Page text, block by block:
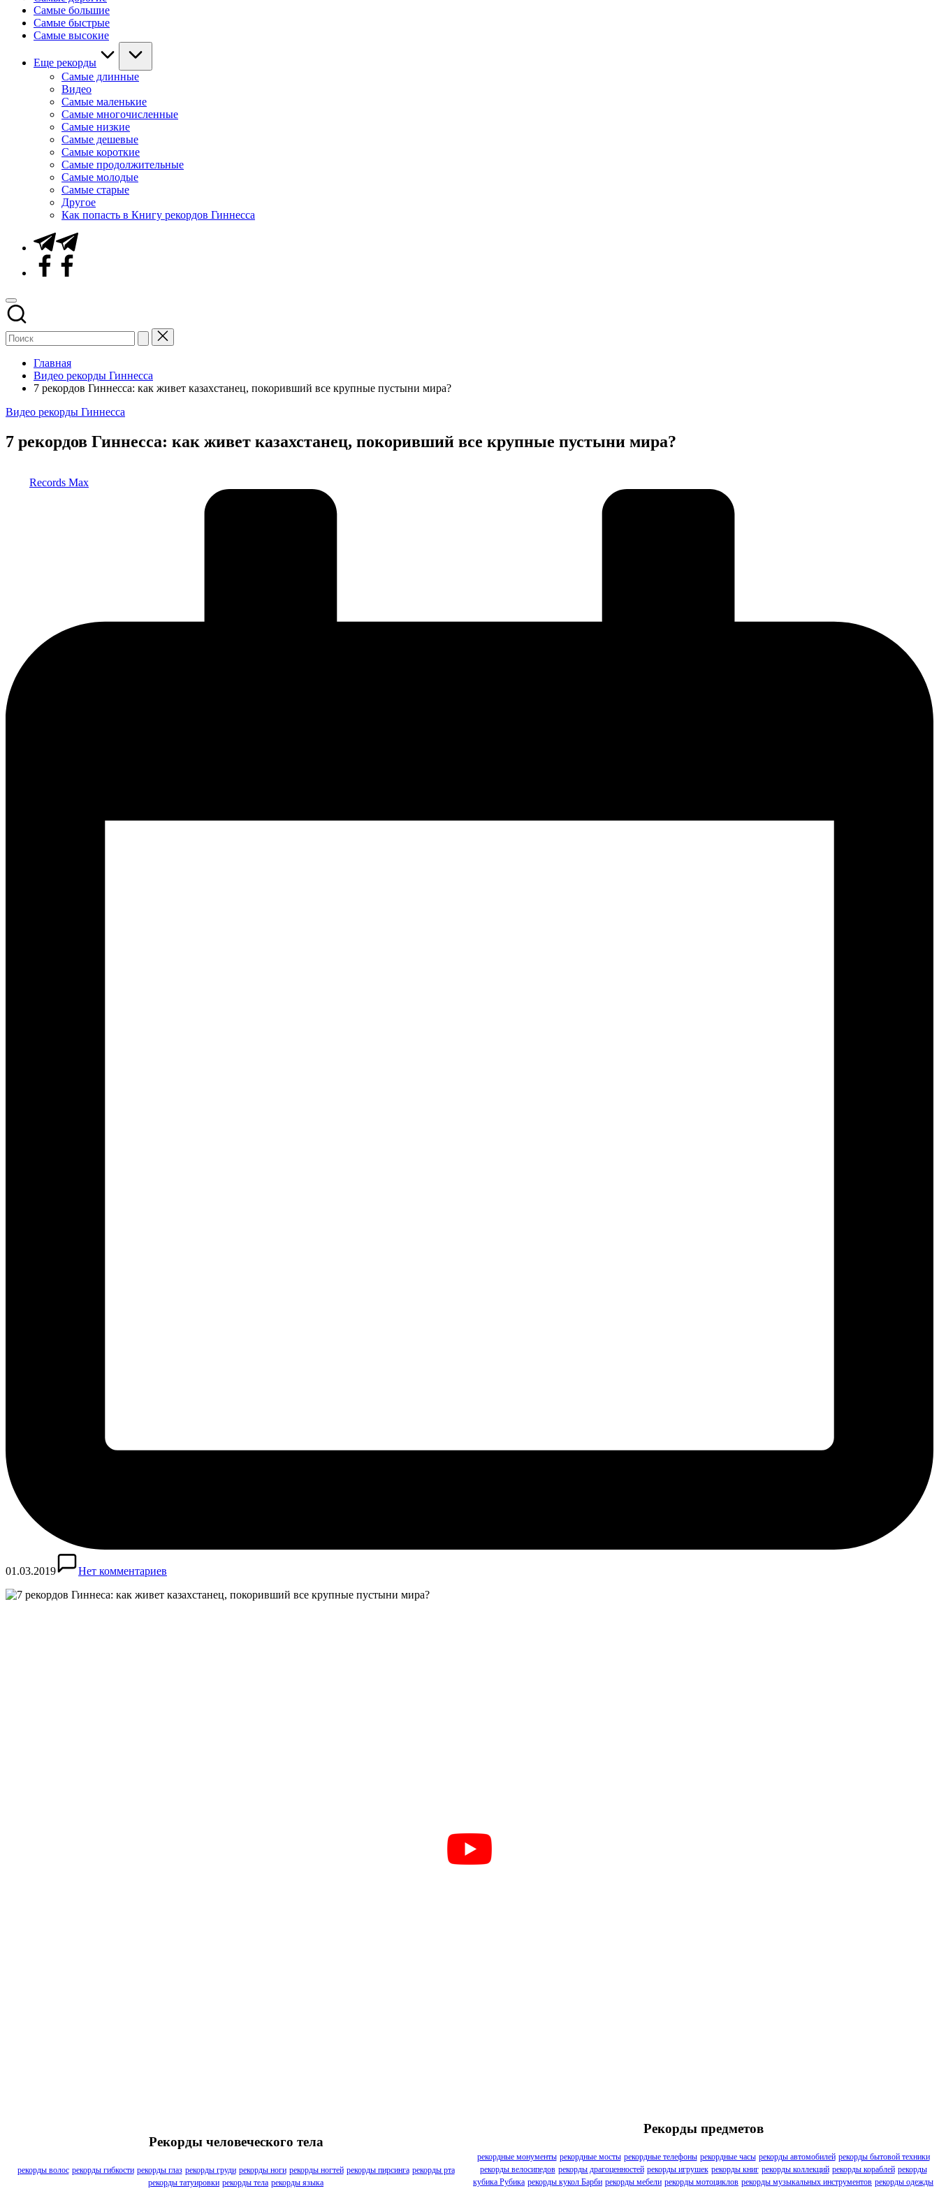
Самые большие
Самые быстрые
Самые высокие
Еще рекорды
Самые длинные
Видео
Самые маленькие
Самые многочисленные
Самые низкие
Самые дешевые
Самые короткие
Самые продолжительные
Самые молодые
Самые старые
Другое
Как попасть в Книгу рекордов Гиннесса
Telegram
Facebook
Главная
Видео рекорды Гиннесса
7 рекордов Гиннесса: как живет казахстанец, покоривший все крупные пустыни мира?
Опубликовано
Видео рекорды Гиннесса
7 рекордов Гиннесса: как живет казахстанец, покоривший все крупные пустыни мира?
Records Max
01.03.2019 Нет комментариев
Рекорды человеческого тела
рекорды волос рекорды гибкости рекорды глаз рекорды груди рекорды ноги рекорды ногтей рекорды пирсинга рекорды рта
рекорды татуировки рекорды тела рекорды языка
Рекорды предметов
рекордные монументы рекордные мосты рекордные телефоны рекордные часы рекорды автомобилей рекорды бытовой техники
рекорды велосипедов рекорды драгоценностей рекорды игрушек рекорды книг рекорды коллекций рекорды кораблей рекорды
кубика Рубика рекорды кукол Барби рекорды мебели рекорды мотоциклов рекорды музыкальных инструментов рекорды одежды